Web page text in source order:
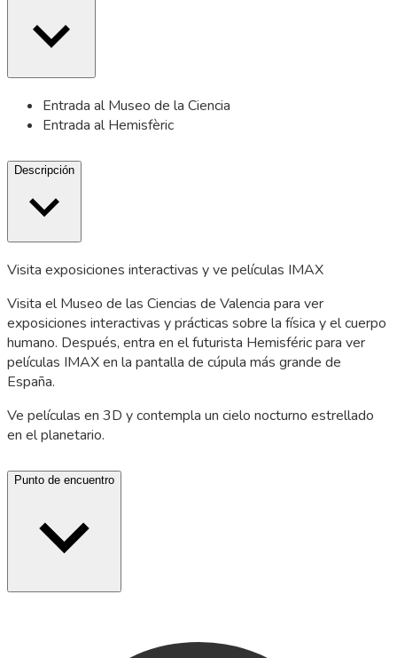
Entrada al Museo de la Ciencia
Entrada al Hemisfèric
Descripción
Visita exposiciones interactivas y ve películas IMAX
Visita el Museo de las Ciencias de Valencia para ver
exposiciones interactivas y prácticas sobre la física y el cuerpo
humano. Después, entra en el futurista Hemisféric para ver
películas IMAX en la pantalla de cúpula más grande de
España.
Ve películas en 3D y contempla un cielo nocturno estrellado
en el planetario.
Punto de encuentro